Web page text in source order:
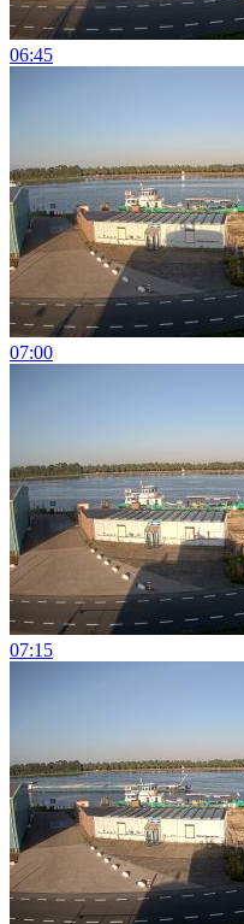
06:45
07:00
07:15